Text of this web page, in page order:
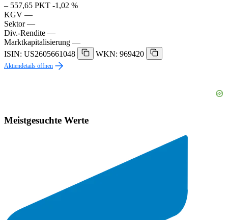
– 557,65 PKT -1,02 %
KGV —
Sektor —
Div.-Rendite —
Marktkapitalisierung —
ISIN: US2605661048
WKN: 969420
Aktiendetails öffnen
Meistgesuchte Werte